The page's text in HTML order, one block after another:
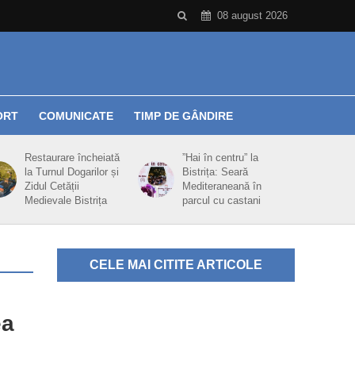
08 august 2026
COMUNICATE TIMP DE GÂNDIRE
Restaurare încheiată
la Turnul Dogarilor și
Zidul Cetății
Medievale Bistrița
”Hai în centru” la
Bistrița: Seară
Mediteraneană în
parcul cu castani
CELE MAI CITITE ARTICOLE